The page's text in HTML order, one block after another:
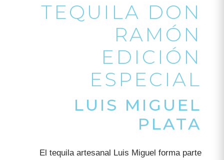
TEQUILA DON
RAMÓN
EDICIÓN
ESPECIAL
LUIS MIGUEL
PLATA
El tequila artesanal Luis Miguel forma parte